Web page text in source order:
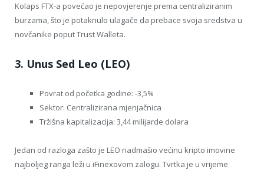
Kolaps FTX-a povećao je nepovjerenje prema centraliziranim
burzama, što je potaknulo ulagače da prebace svoja sredstva u
novčanike poput Trust Walleta.
3. Unus Sed Leo (LEO)
Povrat od početka godine: -3,5%
Sektor: Centralizirana mjenjačnica
Tržišna kapitalizacija: 3,44 milijarde dolara
Jedan od razloga zašto je LEO nadmašio većinu kripto imovine
najboljeg ranga leži u iFinexovom zalogu. Tvrtka je u vrijeme